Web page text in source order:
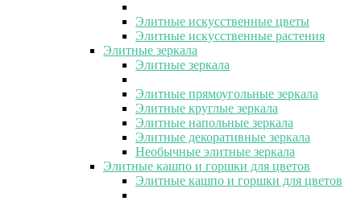
Элитные искусственные цветы
Элитные искусственные растения
Элитные зеркала
Элитные зеркала
Элитные прямоугольные зеркала
Элитные круглые зеркала
Элитные напольные зеркала
Элитные декоративные зеркала
Необычные элитные зеркала
Элитные кашпо и горшки для цветов
Элитные кашпо и горшки для цветов